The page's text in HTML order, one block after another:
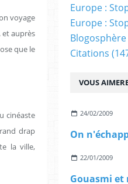
voyage
et auprès
que le
cinéaste
drap
la ville,
VOUS
24/02/2009
22/01/2009
Gouasmi et
Europe :
Europe :
Blogosphère
Citations